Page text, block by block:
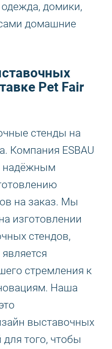
домики,
домашние
Pet Fair
стенды на
Компания ESBAU
надёжным
на заказ. Мы
изготовлении
стендов,
стремления к
Наша
выставочных
того, чтобы